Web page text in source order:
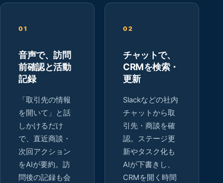
01
音声で、訪問
前確認と活動
記録
「取引先の情報
を開いて」と話
しかけるだけ
で、直近商談・
次回アクション
をAIが要約。訪
問後の記録も会
02
チャットで、
CRMを検索・
更新
Slackなどの社内
チャットから取
引先・商談を確
認。ステージ更
新やタスク化も
AIが下書きし、
CRMを開く時間